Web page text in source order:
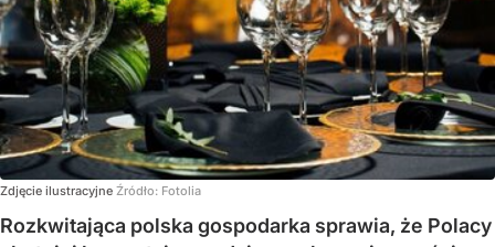
Zdjęcie ilustracyjne Źródło: Fotolia
Rozkwitająca polska gospodarka sprawia, że Polacy